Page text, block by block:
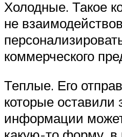
Холодные. Такое
не
коммерческого
Теплые. Его
которые оставили
информации